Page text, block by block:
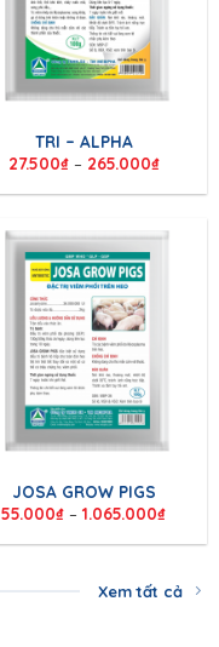
TRI – ALPHA
27.500₫– 265.000₫
JOSA GROW PIGS
55.000₫ – 1.065.000₫
Xem tất cả